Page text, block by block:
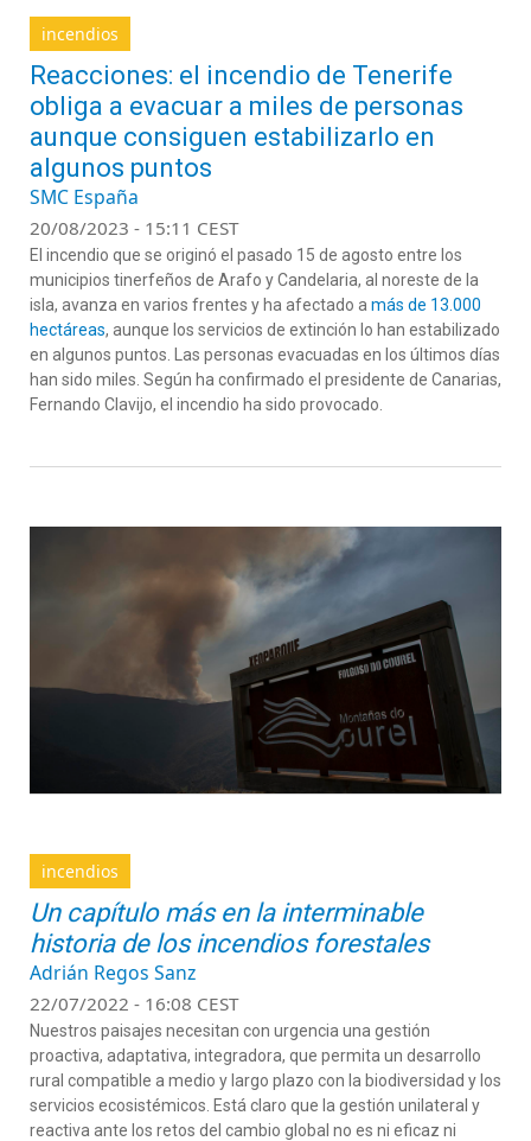
incendios
Reacciones: el incendio de Tenerife
obliga a evacuar a miles de personas
aunque consiguen estabilizarlo en
algunos puntos
SMC España
20/08/2023 - 15:11 CEST
El incendio que se originó el pasado 15 de agosto entre los
municipios tinerfeños de Arafo y Candelaria, al noreste de la
isla, avanza en varios frentes y ha afectado a más de 13.000
hectáreas, aunque los servicios de extinción lo han estabilizado
en algunos puntos. Las personas evacuadas en los últimos días
han sido miles. Según ha confirmado el presidente de Canarias,
Fernando Clavijo, el incendio ha sido provocado.
incendios
Un capítulo más en la interminable
historia de los incendios forestales
Adrián Regos Sanz
22/07/2022 - 16:08 CEST
Nuestros paisajes necesitan con urgencia una gestión
proactiva, adaptativa, integradora, que permita un desarrollo
rural compatible a medio y largo plazo con la biodiversidad y los
servicios ecosistémicos. Está claro que la gestión unilateral y
reactiva ante los retos del cambio global no es ni eficaz ni